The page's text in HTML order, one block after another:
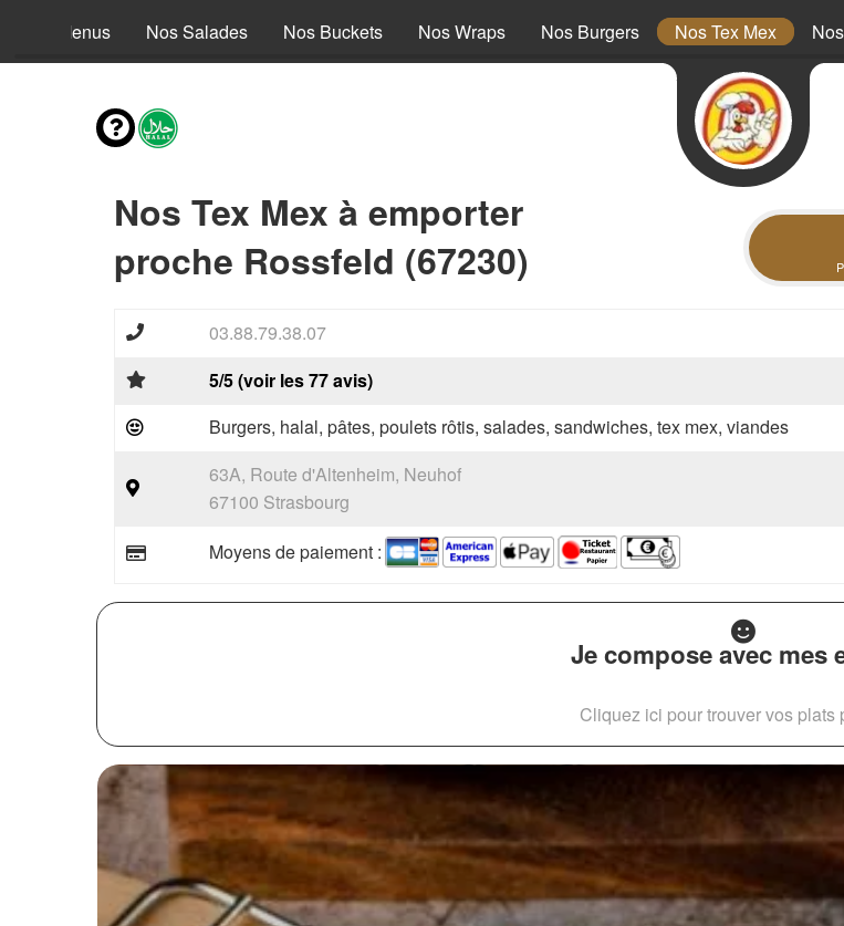
Nos Menus Nos Salades Nos Buckets Nos Wraps Nos Burgers Nos Tex Mex
Nos Tex Mex à emporter
proche Rossfeld (67230)
03.88.79.38.07
5/5 (voir les 77 avis)
Burgers, halal, pâtes, poulets rôtis, salades, sandwiches, tex mex, viandes
63A, Route d'Altenheim, Neuhof
67100 Strasbourg
Moyens de paiement :
Je compose avec mes
Cliquez ici pour trouver vos plats